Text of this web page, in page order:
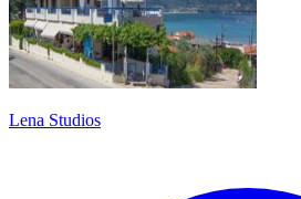
Lena Studios